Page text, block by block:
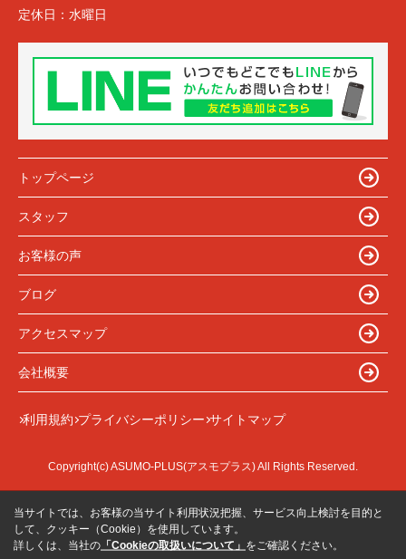
定休日： 水曜日
トップページ
スタッフ
お客様の声
ブログ
アクセスマップ
会社概要
利用規約 プライバシーポリシー サイトマップ
Copyright(c) ASUMO-PLUS(アスモプラス) All Rights Reserved.
当サイトでは、お客様の当サイト利用状況把握、サービス向上検討を目的と
して、クッキー（Cookie）を使用しています。
詳しくは、当社の 「Cookieの取扱いについて」 をご確認ください。